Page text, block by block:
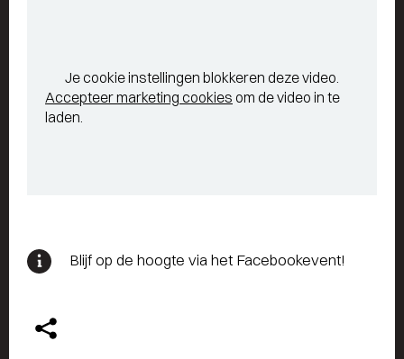
Je cookie instellingen blokkeren deze video.
Accepteer marketing cookies om de video in te
laden.
Blijf op de hoogte via het Facebookevent!